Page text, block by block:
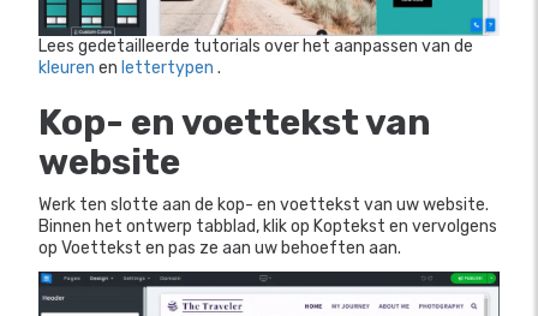
Lees gedetailleerde tutorials over het aanpassen van de
kleuren en lettertypen .
Kop- en voettekst van
website
Werk ten slotte aan de kop- en voettekst van uw website.
Binnen het ontwerp tabblad, klik op Koptekst en vervolgens
op Voettekst en pas ze aan uw behoeften aan.